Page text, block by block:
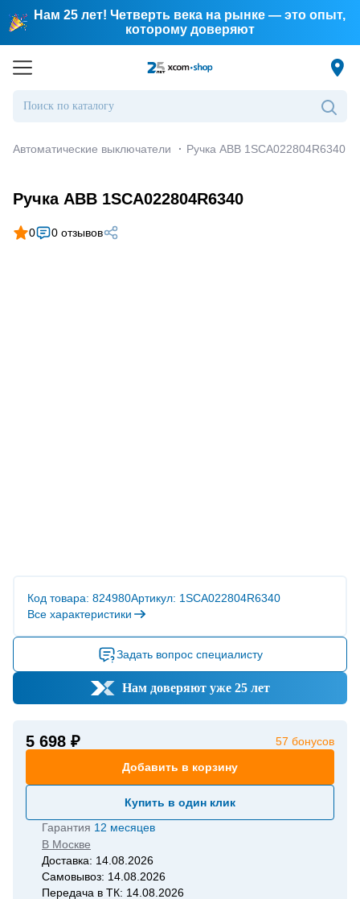
Нам 25 лет! Четверть века на рынке — это опыт,
которому доверяют
Автоматические выключатели · Ручка ABB 1SCA022804R6340
Ручка ABB 1SCA022804R6340
0 0 отзывов
Код товара: 824980Артикул: 1SCA022804R6340
Все характеристики
Задать вопрос специалисту
Нам доверяют уже 25 лет
5 698 ₽ 57 бонусов
Добавить в корзину
Купить в один клик
Гарантия 12 месяцев
В Москве
Доставка: 14.08.2026
Самовывоз: 14.08.2026
Передача в ТК: 14.08.2026